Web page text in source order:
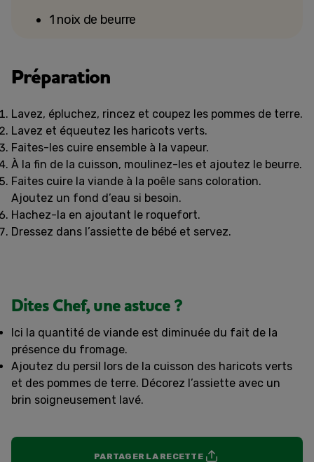
1 noix de beurre
Préparation
Lavez, épluchez, rincez et coupez les pommes de terre.
Lavez et équeutez les haricots verts.
Faites-les cuire ensemble à la vapeur.
À la fin de la cuisson, moulinez-les et ajoutez le beurre.
Faites cuire la viande à la poêle sans coloration.
Ajoutez un fond d’eau si besoin.
Hachez-la en ajoutant le roquefort.
Dressez dans l’assiette de bébé et servez.
Dites Chef, une astuce ?
Ici la quantité de viande est diminuée du fait de la
présence du fromage.
Ajoutez du persil lors de la cuisson des haricots verts
et des pommes de terre. Décorez l’assiette avec un
brin soigneusement lavé.
PARTAGER LA RECETTE